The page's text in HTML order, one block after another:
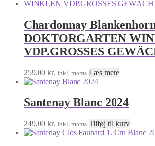
Chardonnay
DOKTORGARTEN
VDP.GROSSES
259,00 kr. Inkl. moms Læs mere
Santenay Blanc 2024
249,00 kr. Inkl. moms Tilføj til kurv